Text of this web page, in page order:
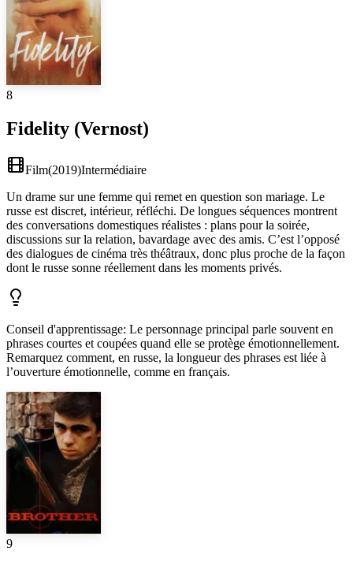
8
Fidelity (Vernost)
Film(2019)Intermédiaire
Un drame sur une femme qui remet en question son mariage. Le
russe est discret, intérieur, réfléchi. De longues séquences montrent
des conversations domestiques réalistes : plans pour la soirée,
discussions sur la relation, bavardage avec des amis. C’est l’opposé
des dialogues de cinéma très théâtraux, donc plus proche de la façon
dont le russe sonne réellement dans les moments privés.
Conseil d'apprentissage: Le personnage principal parle souvent en
phrases courtes et coupées quand elle se protège émotionnellement.
Remarquez comment, en russe, la longueur des phrases est liée à
l’ouverture émotionnelle, comme en français.
9